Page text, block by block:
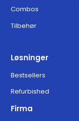
Combos
Tilbehør
Løsninger
Bestsellers
Refurbished
Firma